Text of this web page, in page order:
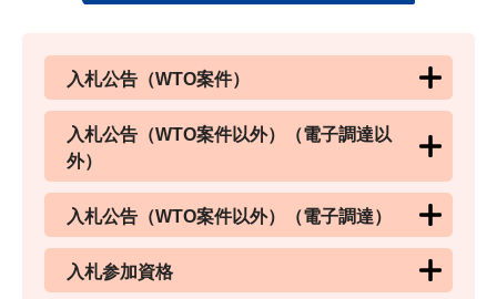
入札公告（WTO案件）
入札公告（WTO案件以外）（電子調達以
外）
入札公告（WTO案件以外）（電子調達）
入札参加資格